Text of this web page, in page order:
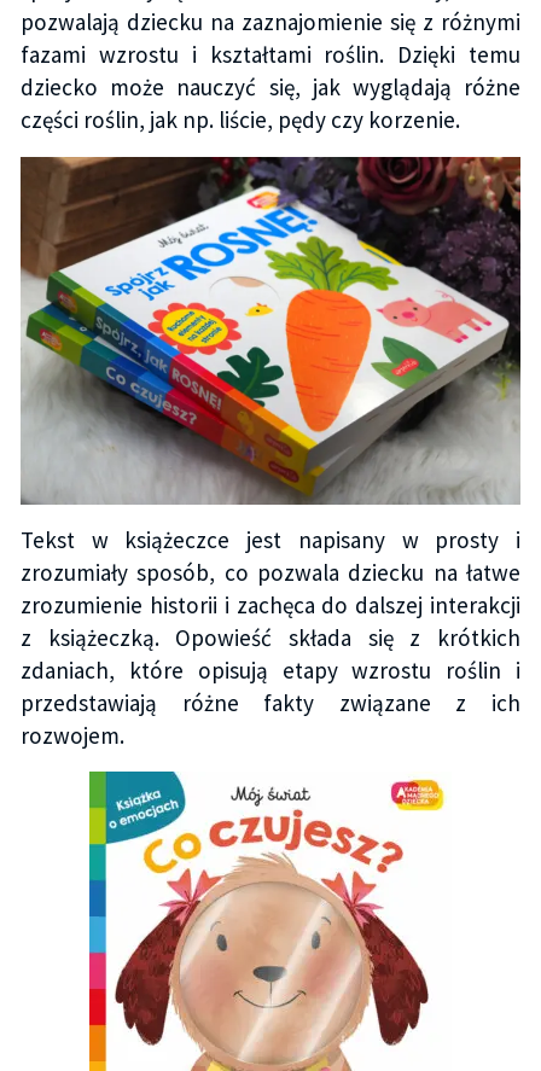
pozwalają dziecku na zaznajomienie się z różnymi
fazami wzrostu i kształtami roślin. Dzięki temu
dziecko może nauczyć się, jak wyglądają różne
części roślin, jak np. liście, pędy czy korzenie.
Tekst w książeczce jest napisany w prosty i
zrozumiały sposób, co pozwala dziecku na łatwe
zrozumienie historii i zachęca do dalszej interakcji
z książeczką. Opowieść składa się z krótkich
zdaniach, które opisują etapy wzrostu roślin i
przedstawiają różne fakty związane z ich
rozwojem.